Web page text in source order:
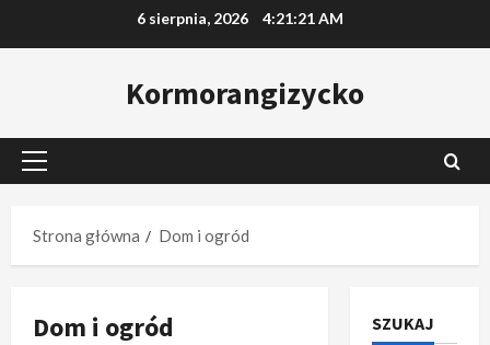
6 sierpnia, 2026 4:21:22 AM
Kormorangizycko
Menu
Strona główna
Dom i ogród
Dom i ogród SZUKAJ